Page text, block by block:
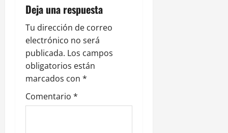
i
ó
n
d
e
Deja una respuesta
Tu dirección de correo
electrónico no será
publicada. Los campos
obligatorios están
marcados con *
Comentario *